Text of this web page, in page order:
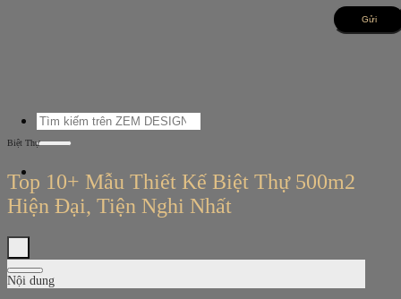
Tìm
kiếm:
Biệt Thự
Top 10+ Mẫu Thiết Kế Biệt Thự 500m2
Hiện Đại, Tiện Nghi Nhất
Nội dung